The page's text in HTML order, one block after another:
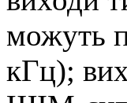
можуть
кГц);